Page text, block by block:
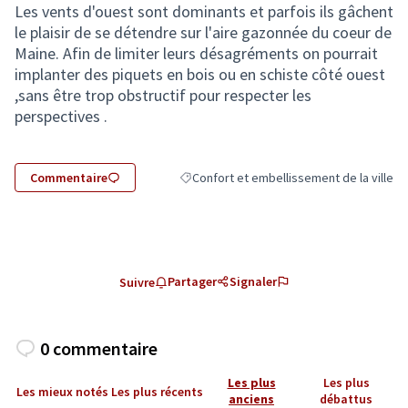
Les vents d'ouest sont dominants et parfois ils gâchent
le plaisir de se détendre sur l'aire gazonnée du coeur de
Maine. Afin de limiter leurs désagréments on pourrait
implanter des piquets en bois ou en schiste côté ouest
,sans être trop obstructif pour respecter les
perspectives .
Commentaire Filtrer les résultats de la catégorie :
Confort et embellissement de la ville
Suivre Partager Signaler
0 commentaire
Les mieux notés Les plus récents
Les plus
anciens
Les plus
débattus